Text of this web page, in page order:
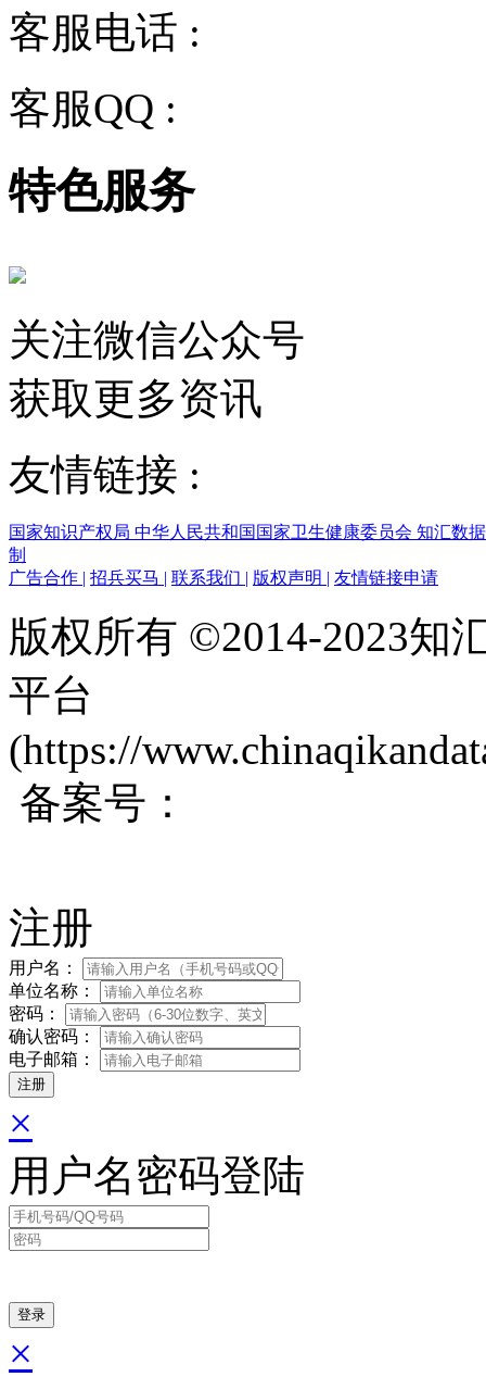
客服电话 :
客服QQ :
特色服务
关注微信公众号
获取更多资讯
友情链接 :
国家知识产权局 中华人民共和国国家卫生健康委员会 知汇数
制
广告合作 | 招兵买马 | 联系我们 | 版权声明 | 友情链接申请
版权所有 ©2014-2023知
平台
(https://
备案号：
注册
用户名：
单位名称：
密码：
确认密码：
电子邮箱：
×
用户名密码登陆
×